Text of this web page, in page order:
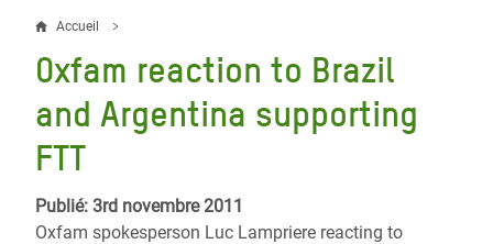
Fil
d'Ariane
Accueil
Oxfam reaction to Brazil
and Argentina supporting
FTT
Publié: 3rd novembre 2011
Oxfam spokesperson Luc Lampriere reacting to